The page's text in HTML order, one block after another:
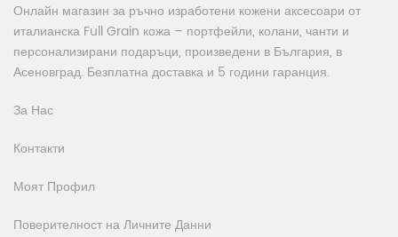
Онлайн магазин за ръчно изработени кожени аксесоари от
италианска Full Grain кожа – портфейли, колани, чанти и
персонализирани подаръци, произведени в България, в
Асеновград. Безплатна доставка и 5 години гаранция.
За Нас
Контакти
Моят Профил
Поверителност на Личните Данни